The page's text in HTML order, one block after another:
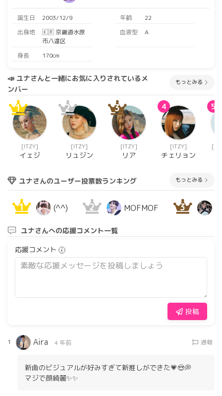
誕生日 2003/12/9 年齢
22
出身地
🇰🇷 京畿道水原
市八達区
血液型 A
身長 170cm
📣 ユナさんと一緒にお気に入りされているメ
ンバー
もっとみる
1
[ITZY]
イェジ
2
[ITZY]
リュジン
3
[ITZY]
リア
4
[ITZY]
チェリョン
5
ユナさんのユーザー投票数ランキング
もっとみる
1 (^^) 2 MOFMOF 3
ユナさんへの応援コメント一覧
応援コメント
投稿
1 Aira 4 年前 通報
新曲のビジュアルが好みすぎて新推しができた💗😍💭
マジで顔綺麗✨✨